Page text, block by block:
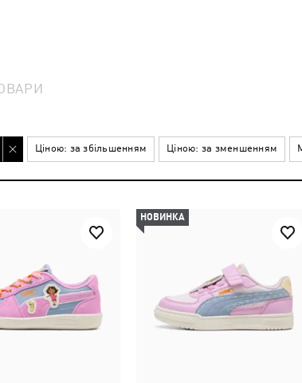
Ціною: за збільшенням Ціною: за зменшенням
НОВИНКА